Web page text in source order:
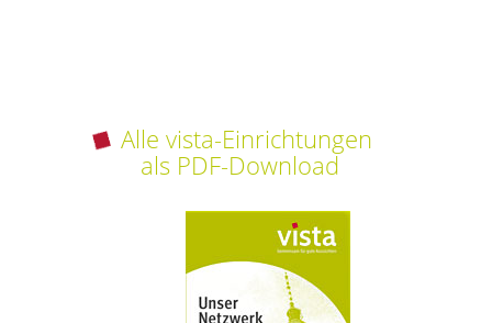
Alle vista-Einrichtungen
als PDF-Download